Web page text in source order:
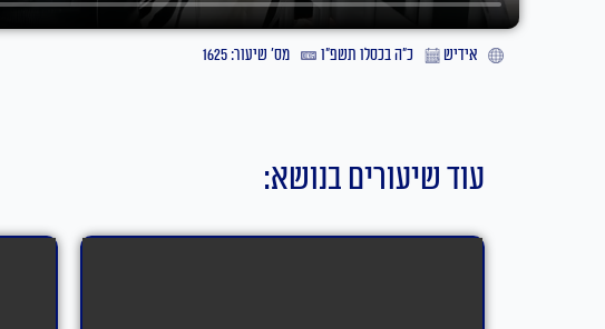
אידיש כ״ה בכסלו תשפ״ו מס' שיעור: 1625
עוד שיעורים בנושא: